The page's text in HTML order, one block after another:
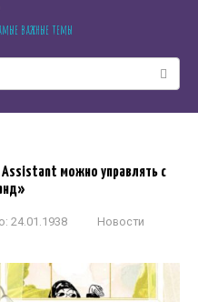
важные темы
можно управлять с
24.01.1938
Новости